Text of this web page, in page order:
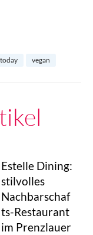
vegan
Estelle Dining:
stilvolles
Nachbarschaf
ts-Restaurant
im Prenzlauer